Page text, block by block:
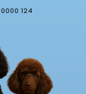
124